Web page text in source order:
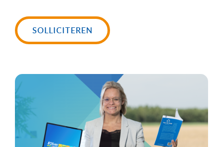
SOLLICITEREN